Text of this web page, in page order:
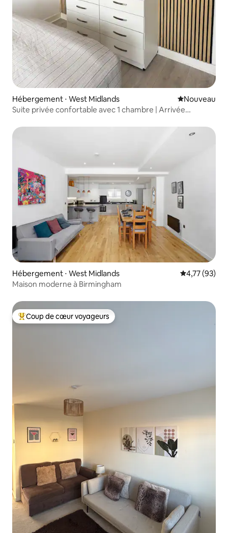
Hébergement ⋅ West Midlands Nouvel
Nouveau
Suite privée confortable avec 1 chambre | Arrivée
Hébergement ⋅ West Midlands Évaluation
4,77 (93)
Maison moderne à Birmingham
Coups de cœur voyageurs les plus appréciés
Coup de cœur voyageurs